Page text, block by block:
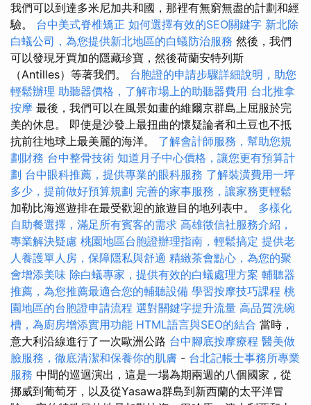
我們可以到達多米尼加共和國，那裡有無窮無盡的計劃和經
驗。 台中美式脊椎矯正 如何選擇有效的SEO關鍵字 新北除
白蟻公司，為您提供新北地區的白蟻防治服務 然後，我們
可以發現牙買加的隱藏珍寶，然後荷蘭安特列斯
（Antilles）等著我們。 台胞證的申請步驟詳細說明，助您
輕鬆辦理 助聽器價格，了解市場上的助聽器費用 台北推拿
按摩 最後，我們可以在風景如畫的維爾京群島上屈服於完
美的休息。 即使是沙發上最扭曲的懷疑論者和土豆也不抵
抗前往地球上最美麗的海洋。 了解會計師服務，幫助您規
劃財務 台中整骨技術 知道月子中心價格，讓您更有預算計
劃 台中眼科推薦，提供專業的眼科服務 了解裝潢費用一坪
多少，提前做好預算規劃 完善的家事服務，讓家務更輕鬆
加勒比海巡遊排在最受歡迎的旅遊目的地列表中。 多樣化
自助餐選擇，滿足所有賓客的需求 高雄徵信社服務介紹，
專業解決疑慮 桃園地區台胞證辦理指南，輕鬆搞定 提供老
人養護單人房，保障隱私與舒適 精緻茶會點心，為您的聚
會增添美味 除白蟻專家，提供有效的白蟻處理方案 輔聽器
推薦，為您推薦最適合您的輔聽設備 學習按摩技巧課程 桃
園地區的台胞證申請流程 選對關鍵字提升流量 高品質洗碗
槽，為廚房增添實用功能 HTML語言與SEO的結合 當時，
意大利沿線進行了一次歐洲公路 台中腳底按摩療程 醫美做
臉服務，徹底清潔和保養你的肌膚 - 台北記帳士事務所專業
服務 中間的巡迴演出，這是一場為期兩週的八個國家，從
挪威到葡萄牙，以及從Yasawa群島到新西蘭的太平洋冒